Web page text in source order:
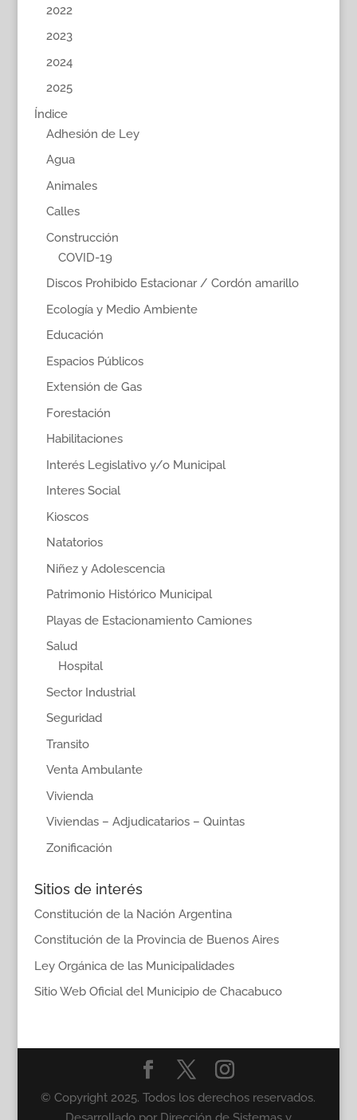
2022
2023
2024
2025
Índice
Adhesión de Ley
Agua
Animales
Calles
Construcción
COVID-19
Discos Prohibido Estacionar / Cordón amarillo
Ecología y Medio Ambiente
Educación
Espacios Públicos
Extensión de Gas
Forestación
Habilitaciones
Interés Legislativo y/o Municipal
Interes Social
Kioscos
Natatorios
Niñez y Adolescencia
Patrimonio Histórico Municipal
Playas de Estacionamiento Camiones
Salud
Hospital
Sector Industrial
Seguridad
Transito
Venta Ambulante
Vivienda
Viviendas – Adjudicatarios – Quintas
Zonificación
Sitios de interés
Constitución de la Nación Argentina
Constitución de la Provincia de Buenos Aires
Ley Orgánica de las Municipalidades
Sitio Web Oficial del Municipio de Chacabuco
© Copyright 2025. Todos los derechos reservados.